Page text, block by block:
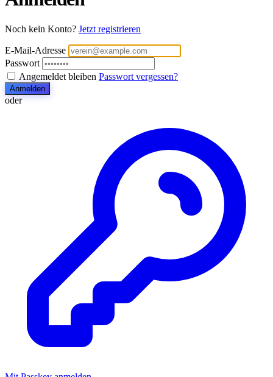
Noch kein Konto? Jetzt registrieren
E-Mail-Adresse
Passwort
Angemeldet bleiben Passwort vergessen?
Anmelden
oder